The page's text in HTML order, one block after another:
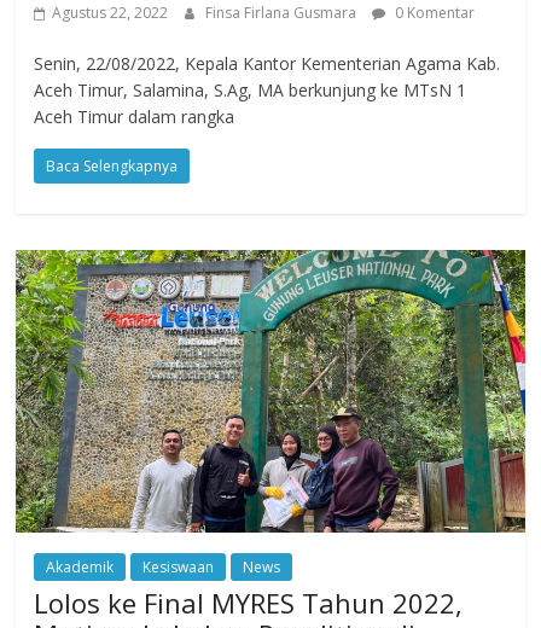
Agustus 22, 2022 Finsa Firlana Gusmara 0 Komentar
Senin, 22/08/2022, Kepala Kantor Kementerian Agama Kab.
Aceh Timur, Salamina, S.Ag, MA berkunjung ke MTsN 1
Aceh Timur dalam rangka
Baca Selengkapnya
Akademik Kesiswaan News
Lolos ke Final MYRES Tahun 2022,